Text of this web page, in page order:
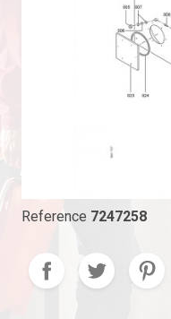
Reference 7247258